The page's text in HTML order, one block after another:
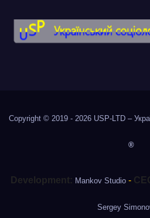
Copyright © 2019 - 2026 USP-LTD –
®
Development: Mankov Studio -
Sergey